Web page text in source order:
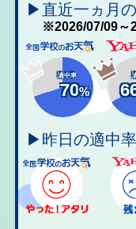
▶直近一ヵ月
※2026/07/09～
適中率
70%
▶昨日の適中